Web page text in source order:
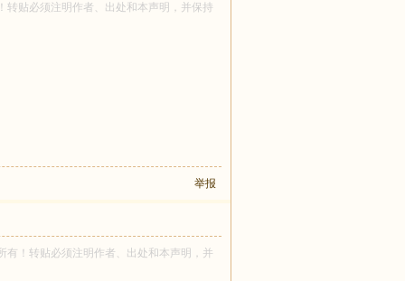
转贴必须注明作者、出处和本声明，并保持
举报
！转贴必须注明作者、出处和本声明，并